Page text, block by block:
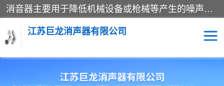
消音器主要用于降低机械设备或枪械等产生的噪声。它通过阻尼或增加排气面积来降低排气速度和功率，从而降低噪声。常见的消音器类型包括阻性消声器、抗性消声器、共振消声器以及阻抗复合式消声器等。这些消音器各有特点，适用于不同频率的噪声消除。
江苏巨龙消声器有限公司